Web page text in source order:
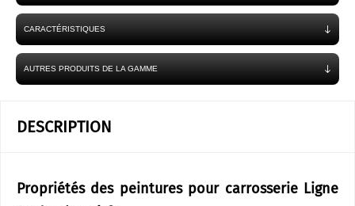
CARACTÉRISTIQUES
AUTRES PRODUITS DE LA GAMME
DESCRIPTION
Propriétés des peintures pour carrosserie Ligne